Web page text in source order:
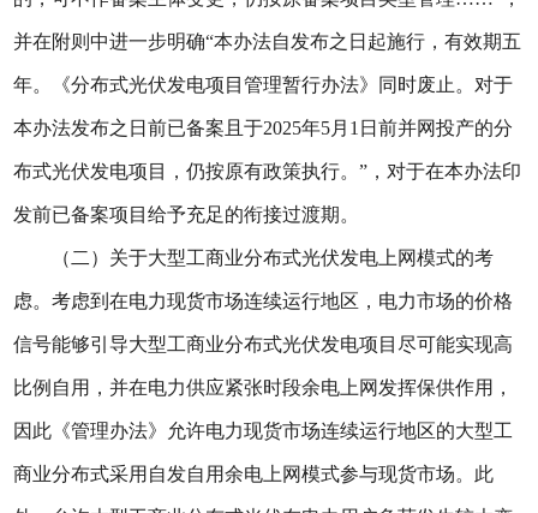
并在附则中进一步明确“本办法自发布之日起施行，有效期五
年。《分布式光伏发电项目管理暂行办法》同时废止。对于
本办法发布之日前已备案且于2025年5月1日前并网投产的分
布式光伏发电项目，仍按原有政策执行。”，对于在本办法印
发前已备案项目给予充足的衔接过渡期。
（二）关于大型工商业分布式光伏发电上网模式的考
虑。考虑到在电力现货市场连续运行地区，电力市场的价格
信号能够引导大型工商业分布式光伏发电项目尽可能实现高
比例自用，并在电力供应紧张时段余电上网发挥保供作用，
因此《管理办法》允许电力现货市场连续运行地区的大型工
商业分布式采用自发自用余电上网模式参与现货市场。此